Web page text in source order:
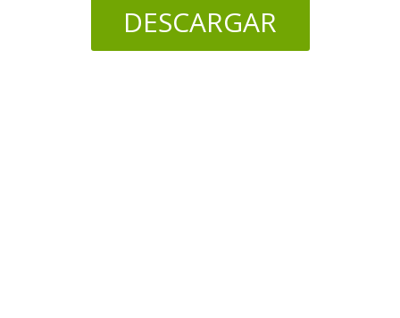
DESCARGAR